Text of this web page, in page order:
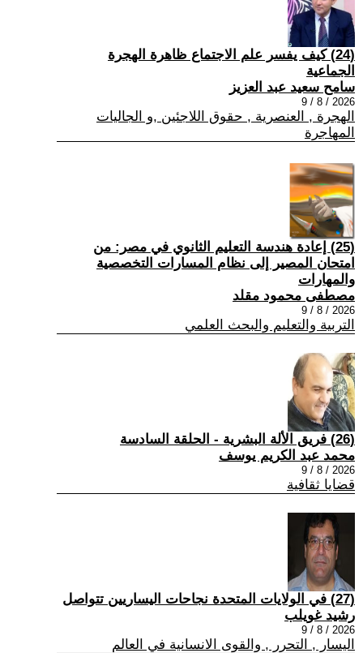
(24) كيف يفسر علم الاجتماع ظاهرة الهجرة
الجماعية
سامح سعيد عبد العزيز
2026 / 8 / 9
الهجرة , العنصرية , حقوق اللاجئين ,و الجاليات
المهاجرة
(25) إعادة هندسة التعليم الثانوي في مصر: من
امتحان المصير إلى نظام المسارات التخصصية
والمهارات
مصطفى محمود مقلد
2026 / 8 / 9
التربية والتعليم والبحث العلمي
(26) فريق الألة البشرية - الحلقة السادسة
محمد عبد الكريم يوسف
2026 / 8 / 9
قضايا ثقافية
(27) في الولايات المتحدة نجاحات اليساريين تتواصل
رشيد غويلب
2026 / 8 / 9
اليسار , التحرر , والقوى الانسانية في العالم